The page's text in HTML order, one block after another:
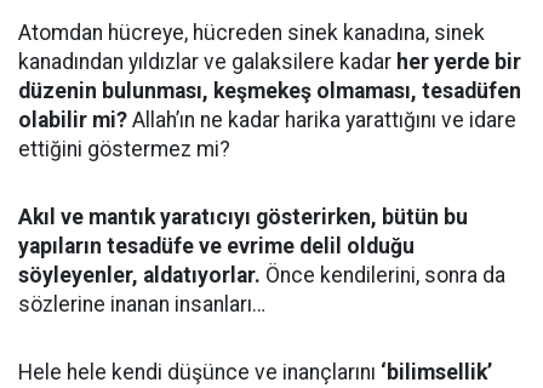
Atomdan hücreye, hücreden sinek kanadına, sinek
kanadından yıldızlar ve galaksilere kadar her yerde bir
düzenin bulunması, keşmekeş olmaması, tesadüfen
olabilir mi? Allah’ın ne kadar harika yarattığını ve idare
ettiğini göstermez mi?
Akıl ve mantık yaratıcıyı gösterirken, bütün bu
yapıların tesadüfe ve evrime delil olduğu
söyleyenler, aldatıyorlar. Önce kendilerini, sonra da
sözlerine inanan insanları…
Hele hele kendi düşünce ve inançlarını ‘bilimsellik’